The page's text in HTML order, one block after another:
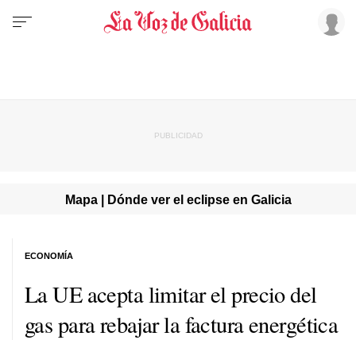
Mapa | Dónde ver el eclipse en Galicia
La UE acepta limitar el precio del
gas para rebajar la factura energética
ECONOMÍA